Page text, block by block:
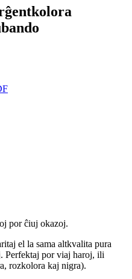
por ĉiuj okazoj.
el la sama altkvalita pura
Perfektaj por viaj haroj, ili
rozkolora kaj nigra).